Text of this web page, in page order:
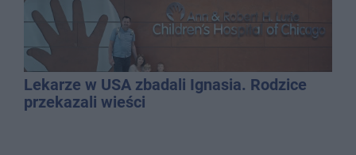
Lekarze w USA zbadali Ignasia. Rodzice
przekazali wieści